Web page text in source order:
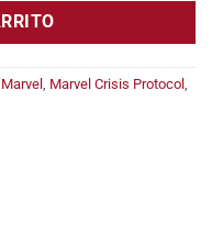
Marvel Marvel Crisis Protocol